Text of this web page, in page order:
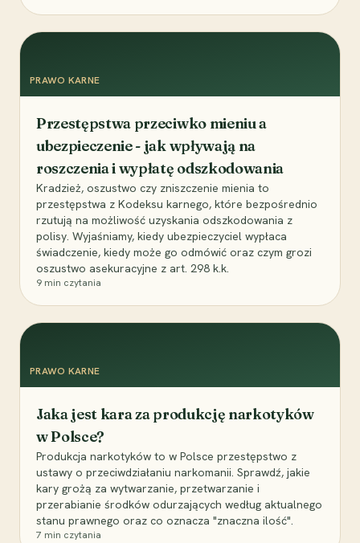
PRAWO KARNE
Przestępstwa przeciwko mieniu a
ubezpieczenie - jak wpływają na
roszczenia i wypłatę odszkodowania
Kradzież, oszustwo czy zniszczenie mienia to
przestępstwa z Kodeksu karnego, które bezpośrednio
rzutują na możliwość uzyskania odszkodowania z
polisy. Wyjaśniamy, kiedy ubezpieczyciel wypłaca
świadczenie, kiedy może go odmówić oraz czym grozi
oszustwo asekuracyjne z art. 298 k.k.
9 min czytania
PRAWO KARNE
Jaka jest kara za produkcję narkotyków
w Polsce?
Produkcja narkotyków to w Polsce przestępstwo z
ustawy o przeciwdziałaniu narkomanii. Sprawdź, jakie
kary grożą za wytwarzanie, przetwarzanie i
przerabianie środków odurzających według aktualnego
stanu prawnego oraz co oznacza "znaczna ilość".
7 min czytania